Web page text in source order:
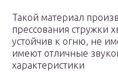
Такой материал
прессования стружки
устойчив к огню, не
имеют отличные
характеристики